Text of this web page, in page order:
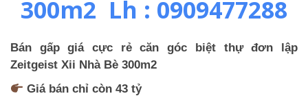
300m2 Lh : 0909477288
Bán gấp giá cực rẻ căn góc biệt thự đơn lập
Zeitgeist Xii Nhà Bè 300m2
Giá bán chỉ còn 43 tỷ